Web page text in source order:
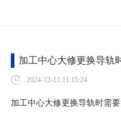
加工中心大修更换导轨
2024-12-11 11:15:24
加工中心大修更换导轨时需